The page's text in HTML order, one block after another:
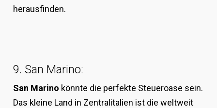
herausfinden.
9. San Marino:
San Marino könnte die perfekte Steueroase sein.
Das kleine Land in Zentralitalien ist die weltweit